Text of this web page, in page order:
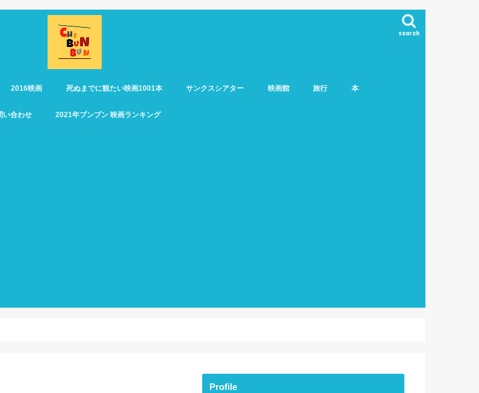
search
2016映画 死ぬまでに観たい映画1001本 サンクスシアター 映画館 旅行 本
い合わせ 2021年ブンブン 映画ランキング
Profile